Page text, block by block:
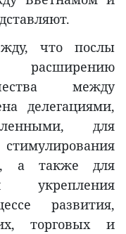
что послы
расширению
между
делегациями,
для
а также для
развития,
торговых и